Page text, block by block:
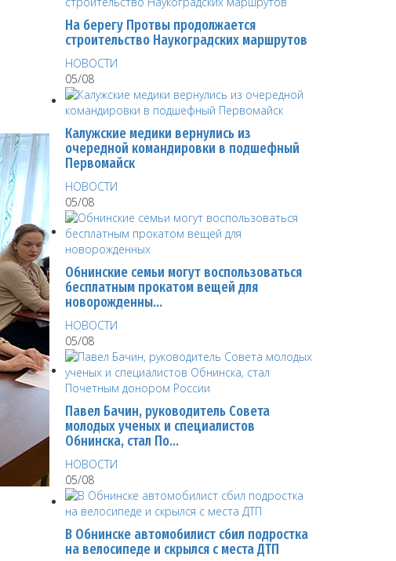
На берегу Протвы продолжается
строительство Наукоградских маршрутов
НОВОСТИ
05/08
Калужские медики вернулись из
очередной командировки в подшефный
Первомайск
НОВОСТИ
05/08
Обнинские семьи могут воспользоваться
бесплатным прокатом вещей для
новорожденны…
НОВОСТИ
05/08
Павел Бачин, руководитель Совета
молодых ученых и специалистов
Обнинска, стал По…
НОВОСТИ
05/08
В Обнинске автомобилист сбил подростка
на велосипеде и скрылся с места ДТП